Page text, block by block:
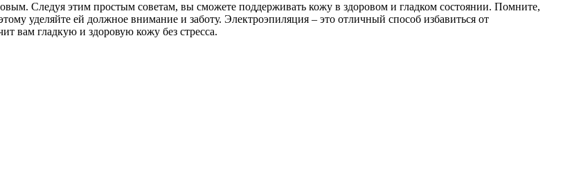
Следуя этим простым советам, вы сможете поддерживать кожу в здоровом и гладком состоянии. Помните,
уделяйте ей должное внимание и заботу. Электроэпиляция – это отличный способ избавиться от
вам гладкую и здоровую кожу без стресса.